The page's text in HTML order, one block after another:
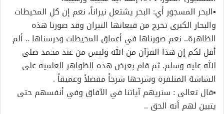
▪البحر المسجور أي: البحر يشتعل نيراناً، نعم إن كل المحيطات
والبحار الكبرى تخرج من قيعانها النيران وقد صورنا هذه
الظاهرة.. نعم صورناها في أعماق المحيطات ودرسناها .. ألم
أقل لكم إن هذا القرآن من الله وليس من عند محمد صلى
الله عليه وسلم. ثم قام بعرض هذه الظواهر العلمية على
الشاشة المتلفزة وشرحها شرحاً مفصلاً وعميقاً .
▪قال تعالى : سنريهم آياتنا في الآفاق وفي أنفسهم حتى
يتبين لهم أنه الحق ..